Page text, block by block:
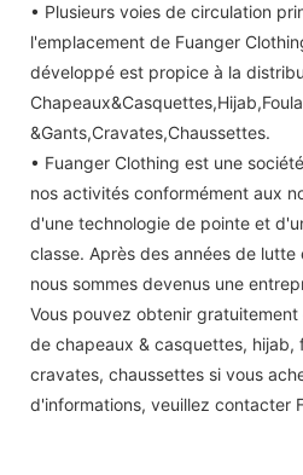
• Plusieurs voies de circulation
l'emplacement de Fuanger
développé est propice à la
&Gants,Cravates,Chaussettes.
• Fuanger Clothing est une
nos activités conformément aux
d'une technologie de pointe et
classe. Après des années de
nous sommes devenus une
Vous pouvez obtenir
de chapeaux & casquettes, hijab,
cravates, chaussettes si vous
d'informations, veuillez contacter